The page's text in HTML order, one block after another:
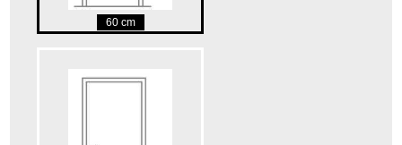
60 cm